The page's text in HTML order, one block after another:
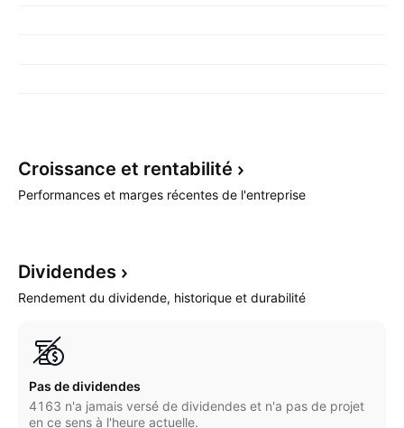
Croissance et rentabilité
Performances et marges récentes de l'entreprise
Dividendes
Rendement du dividende, historique et durabilité
Pas de dividendes
4163 n'a jamais versé de dividendes et n'a pas de projet
en ce sens à l'heure actuelle.